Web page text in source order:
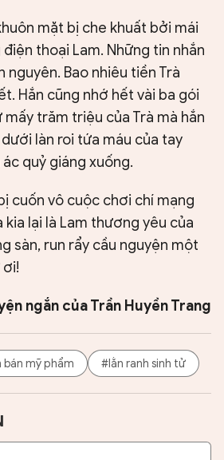
mặt bị che khuất bởi mái
thoại Lam. Những tin nhắn
nguyên. Bao nhiêu tiền Trà
Hắn cũng nhớ hết vài ba gói
trăm triệu của Trà mà hắn
làn roi tứa máu của tay
quỷ giáng xuống.
cuốn vô cuộc chơi chí mạng
kia lại là Lam thương yêu của
sàn, run rẩy cầu nguyện một
ơi!
ngắn của Trần Huyền Trang
bán mỹ phẩm #lằn ranh sinh tử